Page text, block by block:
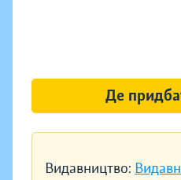
Видавництво:
Де